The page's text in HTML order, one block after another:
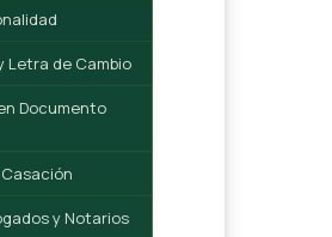
Letra de Cambio
Documento
y Notarios